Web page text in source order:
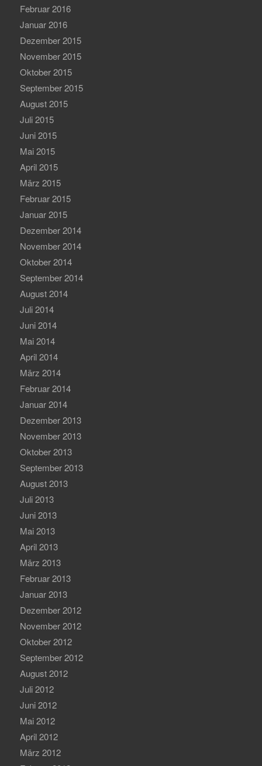
Februar 2016
Januar 2016
Dezember 2015
November 2015
Oktober 2015
September 2015
August 2015
Juli 2015
Juni 2015
Mai 2015
April 2015
März 2015
Februar 2015
Januar 2015
Dezember 2014
November 2014
Oktober 2014
September 2014
August 2014
Juli 2014
Juni 2014
Mai 2014
April 2014
März 2014
Februar 2014
Januar 2014
Dezember 2013
November 2013
Oktober 2013
September 2013
August 2013
Juli 2013
Juni 2013
Mai 2013
April 2013
März 2013
Februar 2013
Januar 2013
Dezember 2012
November 2012
Oktober 2012
September 2012
August 2012
Juli 2012
Juni 2012
Mai 2012
April 2012
März 2012